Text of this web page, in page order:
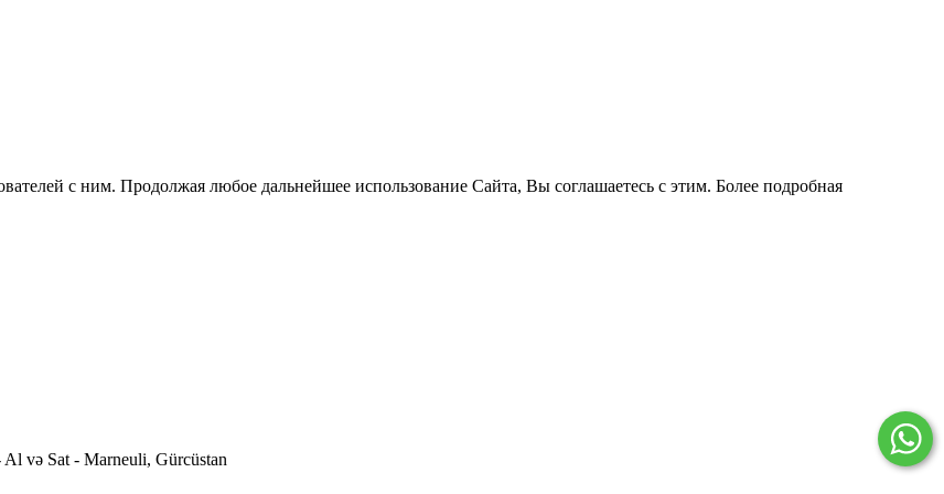
с ним. Продолжая любое дальнейшее использование Сайта, Вы соглашаетесь с этим. Более подробная
və Sat - Marneuli, Gürcüstan